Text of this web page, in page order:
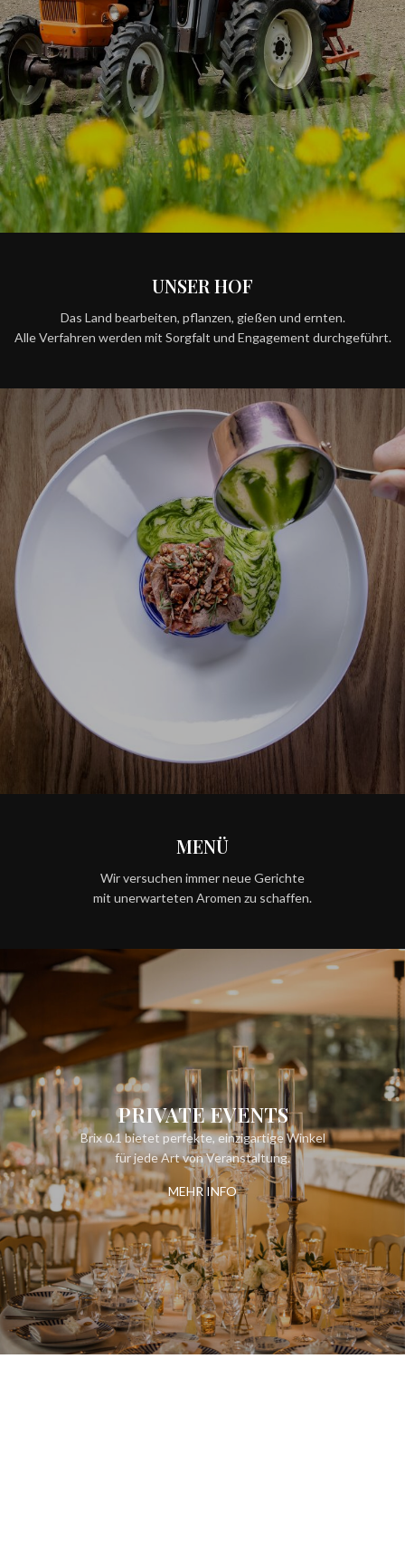
UNSER HOF
Das Land bearbeiten, pflanzen, gießen und ernten.
Alle Verfahren werden mit Sorgfalt und Engagement durchgeführt.
MENÜ
Wir versuchen immer neue Gerichte
mit unerwarteten Aromen zu schaffen.
PRIVATE EVENTS
Brix 0.1 bietet perfekte, einzigartige Winkel
für jede Art von Veranstaltung.
MEHR INFO